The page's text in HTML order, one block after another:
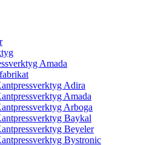
Amada
Adira
Amada
Arboga
Baykal
Beyeler
Bystronic